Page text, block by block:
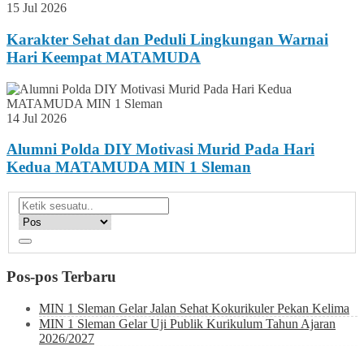
15 Jul 2026
Karakter Sehat dan Peduli Lingkungan Warnai
Hari Keempat MATAMUDA
14 Jul 2026
Alumni Polda DIY Motivasi Murid Pada Hari
Kedua MATAMUDA MIN 1 Sleman
Pos-pos Terbaru
MIN 1 Sleman Gelar Jalan Sehat Kokurikuler Pekan Kelima
MIN 1 Sleman Gelar Uji Publik Kurikulum Tahun Ajaran
2026/2027